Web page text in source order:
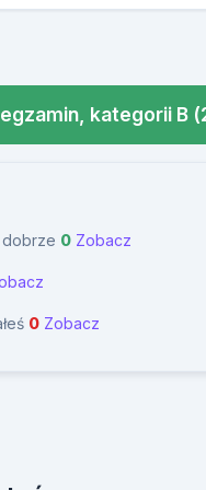
kategorii B
dobrze 0 Zobacz
0 Zobacz